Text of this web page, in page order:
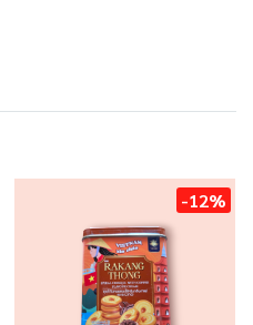
-12%